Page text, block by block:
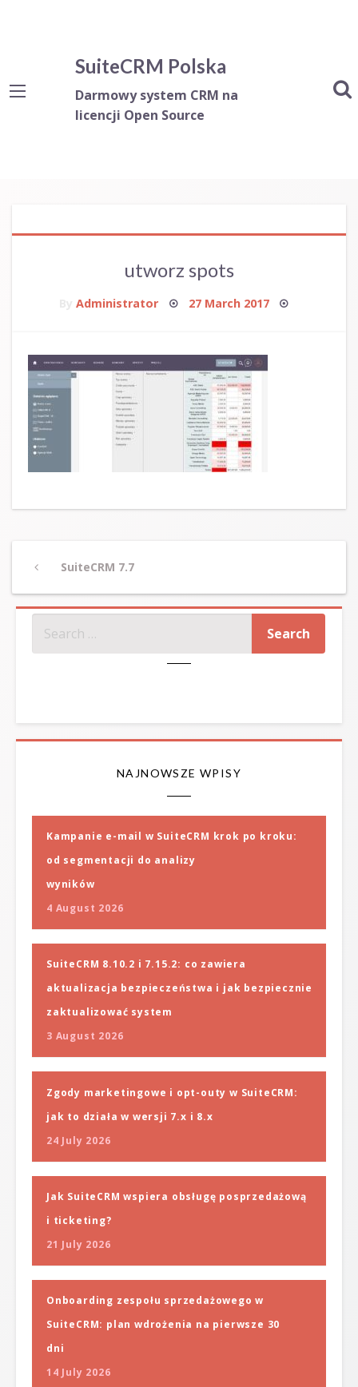
SuiteCRM Polska
Darmowy system CRM na
licencji Open Source
utworz spots
ByAdministrator Posted
27 March 2017
navigation
PreviousSuiteCRM 7.7
NAJNOWSZE WPISY
Kampanie e-mail w SuiteCRM krok po kroku:
od segmentacji do analizy
wyników
4 August 2026
SuiteCRM 8.10.2 i 7.15.2: co zawiera
aktualizacja bezpieczeństwa i jak bezpiecznie
zaktualizować system
3 August 2026
Zgody marketingowe i opt-outy w SuiteCRM:
jak to działa w wersji 7.x i 8.x
24 July 2026
Jak SuiteCRM wspiera obsługę posprzedażową
i ticketing?
21 July 2026
Onboarding zespołu sprzedażowego w
SuiteCRM: plan wdrożenia na pierwsze 30
dni
14 July 2026